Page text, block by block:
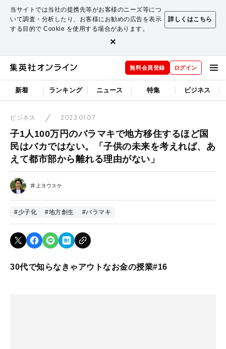
当サイトでは当社の提携先等がお客様のニーズ等につ
いて調査・分析したり、お客様にお勧めの広告を表示
する目的で Cookie を使用する場合があります。
詳しくはこちら
×
無料会員登録 ログイン
新着 ランキング ニュース 特集 ビジネス
ビジネス 2023.01.07
子1人100万円のバラマキで地方移住するほど国
民はバカではない。「子供の未来を考えれば、あ
えて都市部から離れる理由がない」
井上ヨウスケ
#少子化 #地方創生 #バラマキ
30代で知らなきゃアウトなお金の授業#16